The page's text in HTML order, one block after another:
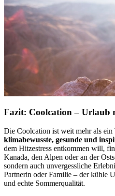
Fazit: Coolcation – Urlaub
Die Coolcation ist weit mehr als ein
klimabewusste, gesunde und
dem Hitzestress entkommen will,
Kanada, den Alpen oder an der
sondern auch unvergessliche
Partnerin oder Familie – der kühle
und echte Sommerqualität.